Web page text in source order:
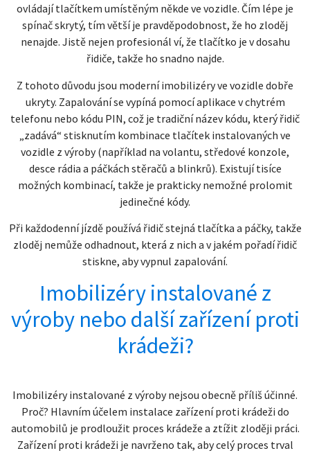
ovládají tlačítkem umístěným někde ve vozidle. Čím lépe je
spínač skrytý, tím větší je pravděpodobnost, že ho zloděj
nenajde. Jistě nejen profesionál ví, že tlačítko je v dosahu
řidiče, takže ho snadno najde.
Z tohoto důvodu jsou moderní imobilizéry ve vozidle dobře
ukryty. Zapalování se vypíná pomocí aplikace v chytrém
telefonu nebo kódu PIN, což je tradiční název kódu, který řidič
„zadává“ stisknutím kombinace tlačítek instalovaných ve
vozidle z výroby (například na volantu, středové konzole,
desce rádia a páčkách stěračů a blinkrů). Existují tisíce
možných kombinací, takže je prakticky nemožné prolomit
jedinečné kódy.
Při každodenní jízdě používá řidič stejná tlačítka a páčky, takže
zloděj nemůže odhadnout, která z nich a v jakém pořadí řidič
stiskne, aby vypnul zapalování.
Imobilizéry instalované z
výroby nebo další zařízení proti
krádeži?
Imobilizéry instalované z výroby nejsou obecně příliš účinné.
Proč? Hlavním účelem instalace zařízení proti krádeži do
automobilů je prodloužit proces krádeže a ztížit zloději práci.
Zařízení proti krádeži je navrženo tak, aby celý proces trval